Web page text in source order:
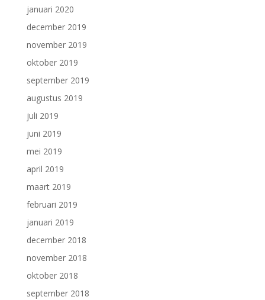
januari 2020
december 2019
november 2019
oktober 2019
september 2019
augustus 2019
juli 2019
juni 2019
mei 2019
april 2019
maart 2019
februari 2019
januari 2019
december 2018
november 2018
oktober 2018
september 2018